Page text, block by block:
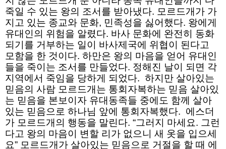
죽일 수 있는 왕의 조서를 받아냈다. 모르드개가 가
지고 있는 종교와 문화, 민족성을 싫어했다. 왕에게
유대인의 위험을 알렸다. 바사 문화에 완전히 동화
되기를 거부하는 일이 바사제국에 위협이 된다고
모함을 한 것이다. 하만은 왕의 마음을 얻어 유대인
들을 죽이는 조서를 만들었다. 정해진 날이 되면 각
지역에서 죽임을 당하게 되었다. 하지만 살아있는
믿음의 사람 모르드개는 통회자복하는 믿음 살아있
는 믿음을 본보이자 유대동족들 중에도 함께 살아
있는 믿음으로 하나님 앞에 통회자복했다. 에스더
가 모르드개의 행동을 말린다. “그러지 마세요. 그런
다고 왕의 마음이 변할 리가 없으니 새 옷을 입으세
요” 모르드개가 살아있는 믿음으로 거절을 할 때 에